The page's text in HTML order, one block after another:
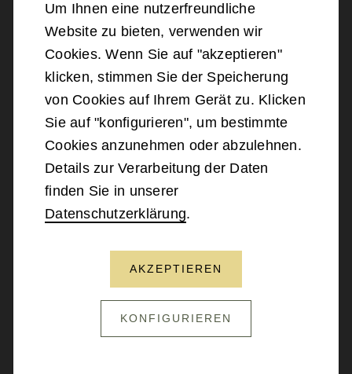
2026Bundesministerium für Landesverteidigung
Barrierefreiheit
Datenschutz
Kontakt
Um Ihnen eine nutzerfreundliche
Website zu bieten, verwenden wir
Cookies. Wenn Sie auf "akzeptieren"
klicken, stimmen Sie der Speicherung
von Cookies auf Ihrem Gerät zu. Klicken
Sie auf "konfigurieren", um bestimmte
Cookies anzunehmen oder abzulehnen.
Details zur Verarbeitung der Daten
finden Sie in unserer
Datenschutzerklärung.
AKZEPTIEREN
KONFIGURIEREN